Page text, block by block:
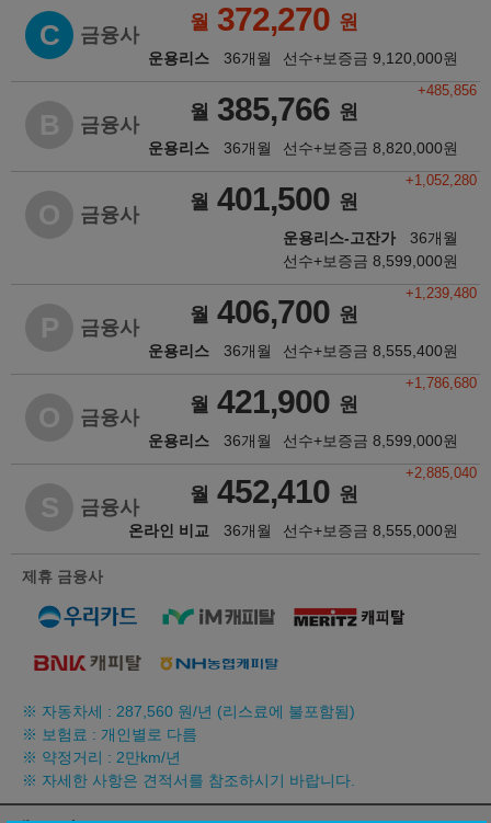
C 금융사
운용리스
월 372,270 원
36개월 선수+보증금 9,120,000원
금융사
운용리스
월 385,766 원
+485,856
36개월 선수+보증금 8,820,000원
금융사
운용리스-고잔가
월 401,500 원
+1,052,280
36개월
선수+보증금 8,599,000원
금융사
운용리스
월 406,700 원
+1,239,480
36개월 선수+보증금 8,555,400원
금융사
운용리스
월 421,900 원
+1,786,680
36개월 선수+보증금 8,599,000원
금융사
온라인 비교
월 452,410 원
+2,885,040
36개월 선수+보증금 8,555,000원
제휴 금융사
※ 자동차세 : 287,560 원/년 (리스료에 불포함됨)
※ 보험료 : 개인별로 다름
※ 약정거리 : 2만km/년
※ 자세한 사항은 견적서를 참조하시기 바랍니다.